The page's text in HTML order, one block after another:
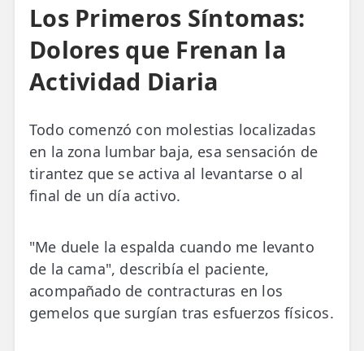
✨ Drenaje Linfático Manual
✨ Presoterapia
✨ Cicatrices y Estrías
LESIONES
FRECUENTES
Rotura Fibrilar
Dolor de Cabeza
Hernia Discal
Fascitis Plantar
Lumbalgia
Los Primeros Síntomas:
Dolores que Frenan la
Actividad Diaria
Todo comenzó con molestias localizadas
en la zona lumbar baja, esa sensación de
tirantez que se activa al levantarse o al
final de un día activo.
"Me duele la espalda cuando me levanto
de la cama", describía el paciente,
acompañado de contracturas en los
gemelos que surgían tras esfuerzos físicos.